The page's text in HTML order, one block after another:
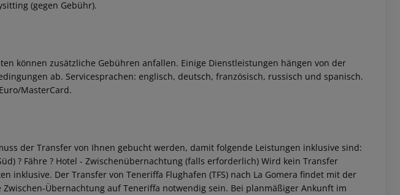
(gegen Gebühr).
können zusätzliche Gebühren anfallen. Einige Dienstleistungen hängen von der
ab. Servicesprachen: englisch, deutsch, französisch, russisch und spanisch.
MasterCard.
der Transfer von Ihnen gebucht werden, damit folgende Leistungen inklusive sind:
? Fähre ? Hotel - Zwischenübernachtung (falls erforderlich) Wird kein Transfer
inklusive. Der Transfer von Teneriffa Flughafen (TFS) nach La Gomera findet mit der
Zwischen-Übernachtung auf Teneriffa notwendig sein. Bei planmäßiger Ankunft im